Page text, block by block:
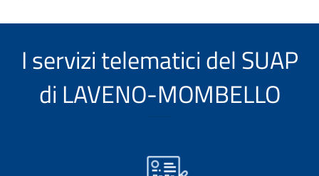
I servizi telematici del SUAP
di LAVENO-MOMBELLO